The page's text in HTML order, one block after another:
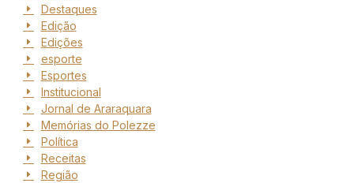
Destaques
Edição
Edições
esporte
Esportes
Institucional
Jornal de Araraquara
Memórias do Polezze
Política
Receitas
Região